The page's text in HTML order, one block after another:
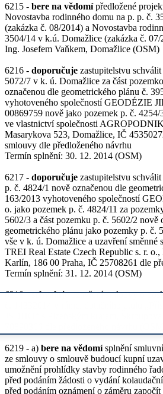
6215 - bere na vědomípředložené
Novostavba rodinného domu na p. p. č.
(zakázka č. 08/2014) a Novostavba
3504/14 v k.ú. Domažlice (zakázka č.
Ing. Josefem Vaňkem, Domažlice (OSM)
6216 - doporučuje zastupitelstvu
5072/7 v k. ú. Domažlice za část
označenou dle geometrického plánu č.
vyhotoveného společností GEODÉZIE
00869759 nově jako pozemek p. č.
ve vlastnictví společnosti
Masarykova 523, Domažlice, IČ
smlouvy dle předloženého návrhu
Termín splnění: 30. 12. 2014 (OSM)
6217 - doporučuje zastupitelstvu
p. č. 4824/1 nově označenou dle
163/2013 vyhotoveného společností
o. jako pozemek p. č. 4824/11 za
5602/3 a část pozemku p. č. 5602/2 nově
geometrického plánu jako pozemky p. č.
vše v k. ú. Domažlice a uzavření směnné
TREI Real Estate Czech Republic s. r. o.,
Karlín, 186 00 Praha, IČ 25708261 dle
Termín splnění: 31. 12. 2014 (OSM)
6218 -schvalujeuzavření smlouvy o
6219 - a) bere na vědomísplnění
ze smlouvy o smlouvě budoucí kupní
umožnění prohlídky stavby rodinného
před podáním žádosti o vydání
před podáním oznámení o záměru